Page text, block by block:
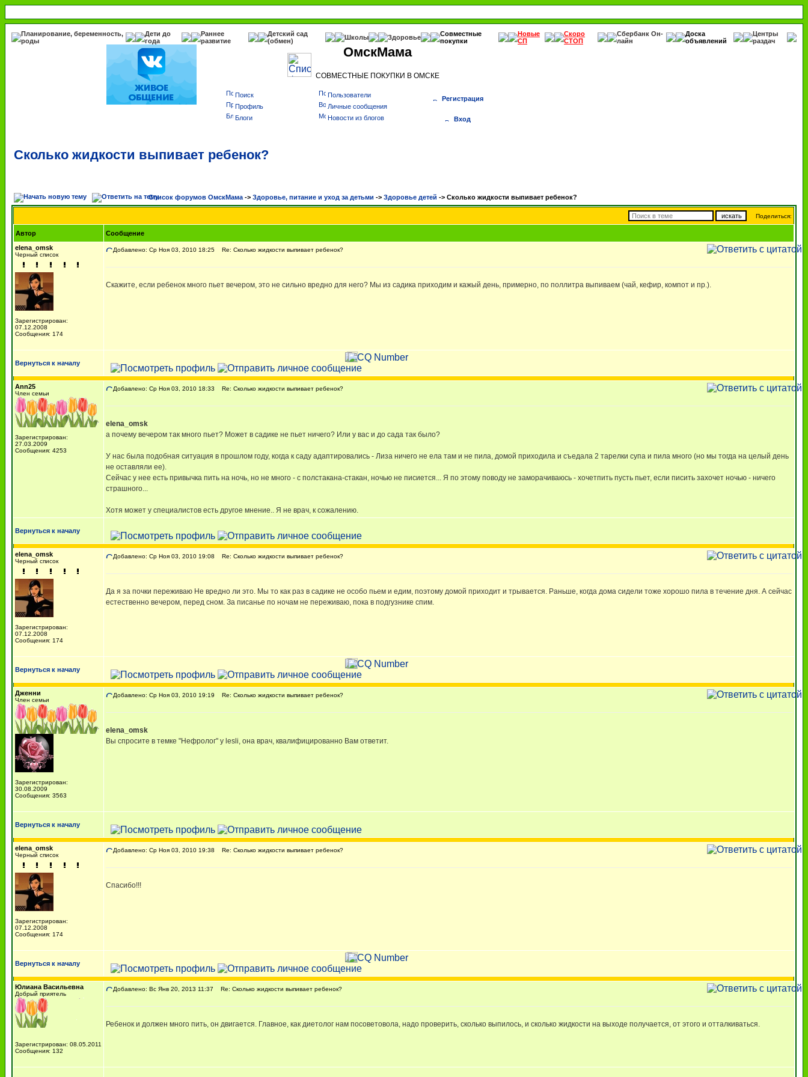
Планирование, беременность,
роды
Дети до
года
Раннее
развитие
Детский сад
(обмен)
Школы Здоровье
Совместные
покупки
Новые
СП
Скоро
СТОП
Сбербанк Он-
лайн
Доска
объявлений
Центры
раздач
ОмскМама
СОВМЕСТНЫЕ ПОКУПКИ В ОМСКЕ
Поиск
Пользователи
Профиль
Личные сообщения
Блоги
Новости из блогов
Регистрация
Вход
Сколько жидкости выпивает ребенок?
Список форумов ОмскМама -> Здоровье, питание и уход за детьми -> Здоровье детей -> Сколько жидкости выпивает ребенок?
Поделиться:
Автор
Сообщение
elena_omsk
Черный список
Зарегистрирован:
07.12.2008
Сообщения: 174
Добавлено: Ср Ноя 03, 2010 18:25 Re: Сколько жидкости выпивает ребенок?
Скажите, если ребенок много пьет вечером, это не сильно вредно для него? Мы из садика приходим и кажый день, примерно, по поллитра выпиваем (чай, кефир, компот и пр.).
Вернуться к началу
Ann25
Член семьи
Зарегистрирован:
27.03.2009
Сообщения: 4253
Добавлено: Ср Ноя 03, 2010 18:33 Re: Сколько жидкости выпивает ребенок?
elena_omsk
а почему вечером так много пьет? Может в садике не пьет ничего? Или у вас и до сада так было?
У нас была подобная ситуация в прошлом году, когда к саду адаптировались - Лиза ничего не ела там и не пила, домой приходила и съедала 2 тарелки супа и пила много (но мы тогда на целый день
не оставляли ее).
Сейчас у нее есть привычка пить на ночь, но не много - с полстакана-стакан, ночью не писиется... Я по этому поводу не заморачиваюсь - хочетпить пусть пьет, если писить захочет ночью - ничего
страшного...
Хотя может у специалистов есть другое мнение.. Я не врач, к сожалению.
Вернуться к началу
elena_omsk
Черный список
Зарегистрирован:
07.12.2008
Сообщения: 174
Добавлено: Ср Ноя 03, 2010 19:08 Re: Сколько жидкости выпивает ребенок?
Да я за почки переживаю Не вредно ли это. Мы то как раз в садике не особо пьем и едим, поэтому домой приходит и трывается. Раньше, когда дома сидели тоже хорошо пила в течение дня. А сейчас
естественно вечером, перед сном. За писанье по ночам не переживаю, пока в подгузнике спим.
Вернуться к началу
Дженни
Член семьи
Зарегистрирован:
30.08.2009
Сообщения: 3563
Добавлено: Ср Ноя 03, 2010 19:19 Re: Сколько жидкости выпивает ребенок?
elena_omsk
Вы спросите в темке "Нефролог" у lesli, она врач, квалифицированно Вам ответит.
Вернуться к началу
elena_omsk
Черный список
Зарегистрирован:
07.12.2008
Сообщения: 174
Добавлено: Ср Ноя 03, 2010 19:38 Re: Сколько жидкости выпивает ребенок?
Спасибо!!!
Вернуться к началу
Юлиана Васильевна
Добрый приятель
Зарегистрирован: 08.05.2011
Сообщения: 132
Добавлено: Вс Янв 20, 2013 11:37 Re: Сколько жидкости выпивает ребенок?
Ребенок и должен много пить, он двигается. Главное, как диетолог нам посоветовола, надо проверить, сколько выпилось, и сколько жидкости на выходе получается, от этого и отталкиваться.